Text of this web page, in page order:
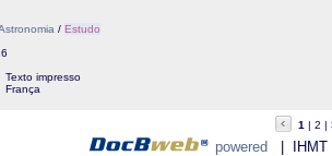
/ Estudo
Texto impresso
França
1 2
powered | IHMT -